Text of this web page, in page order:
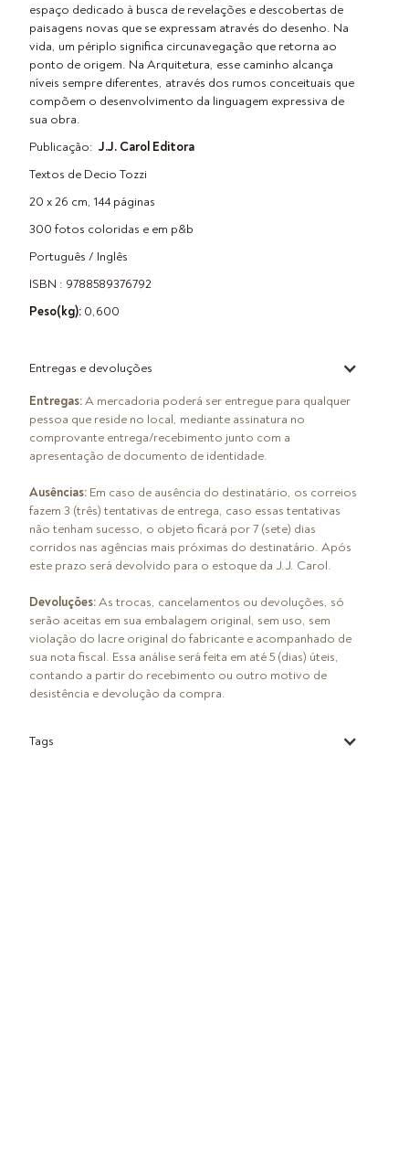
espaço dedicado à busca de revelações e descobertas de
paisagens novas que se expressam através do desenho. Na
vida, um périplo significa circunavegação que retorna ao
ponto de origem. Na Arquitetura, esse caminho alcança
níveis sempre diferentes, através dos rumos conceituais que
compõem o desenvolvimento da linguagem expressiva de
sua obra.
Publicação: J.J. Carol Editora
Textos de Decio Tozzi
20 x 26 cm, 144 páginas
300 fotos coloridas e em p&b
Português / Inglês
ISBN : 9788589376792
Peso(kg): 0,600
Entregas e devoluções
Entregas:A mercadoria poderá ser entregue para qualquer
pessoa que reside no local, mediante assinatura no
comprovante entrega/recebimento junto com a
apresentação de documento de identidade.
Ausências: Em caso de ausência do destinatário, os correios
fazem 3 (três) tentativas de entrega, caso essas tentativas
não tenham sucesso, o objeto ficará por 7 (sete) dias
corridos nas agências mais próximas do destinatário. Após
este prazo será devolvido para o estoque da J.J. Carol.
Devoluções:As trocas, cancelamentos ou devoluções, só
serão aceitas em sua embalagem original, sem uso, sem
violação do lacre original do fabricante e acompanhado de
sua nota fiscal. Essa análise será feita em até 5 (dias) úteis,
contando a partir do recebimento ou outro motivo de
desistência e devolução da compra.
Tags